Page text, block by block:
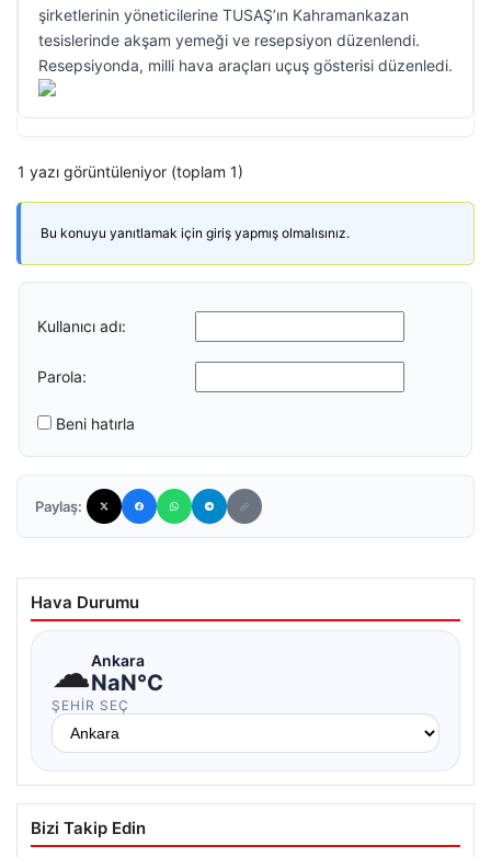
şirketlerinin yöneticilerine TUSAŞ’ın Kahramankazan
tesislerinde akşam yemeği ve resepsiyon düzenlendi.
Resepsiyonda, milli hava araçları uçuş gösterisi düzenledi.
1 yazı görüntüleniyor (toplam 1)
Bu konuyu yanıtlamak için giriş yapmış olmalısınız.
Kullanıcı adı:
Parola:
Beni hatırla
Paylaş:
Hava Durumu
☁Ankara
NaN°C
ŞEHIR SEÇ
Bizi Takip Edin